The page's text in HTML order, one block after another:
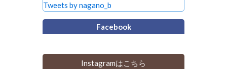
Tweets by nagano_b
Facebook
Instagramはこちら